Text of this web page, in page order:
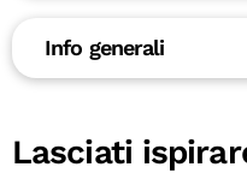
Info generali
Lasciati